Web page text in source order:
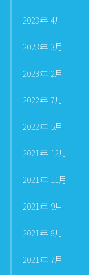
2023年 4月
2023年 3月
2023年 2月
2022年 7月
2022年 5月
2021年 12月
2021年 11月
2021年 9月
2021年 8月
2021年 7月